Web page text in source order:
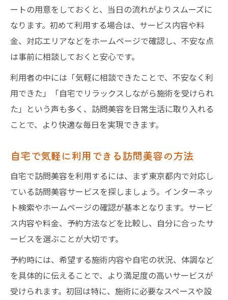
ートの用意をしておくと、当日の流れがよりスムーズに
なります。初めて利用する場合は、サービス内容や料
金、対応エリアなどをホームページで確認し、不安な点
は事前に相談しておくと安心です。
利用者の中には「気軽に相談できたことで、不安なく利
用できた」「自宅でリラックスしながら施術を受けられ
た」という声も多く、訪問美容を日常生活に取り入れる
ことで、より快適な毎日を実現できます。
自宅で気軽に利用できる訪問美容の方法
自宅で訪問美容を利用するには、まず東京都内で対応し
ている訪問美容サービスを探しましょう。インターネッ
ト検索やホームページの確認が基本となります。サービ
ス内容や料金、予約方法などを比較し、自分に合ったサ
ービスを選ぶことが大切です。
予約時には、希望する施術内容や自宅の状況、体調など
を具体的に伝えることで、より満足度の高いサービスが
受けられます。初回は特に、施術に必要なスペースや設